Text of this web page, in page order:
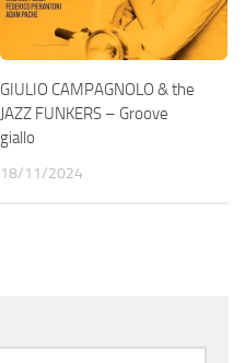
GIULIO CAMPAGNOLO & the
JAZZ FUNKERS – Groove
giallo
18/11/2024